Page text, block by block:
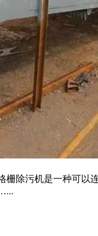
污机是一种可以